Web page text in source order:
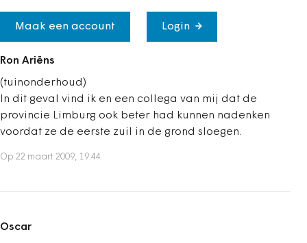
Maak een account Login
Ron Ariëns
(tuinonderhoud)
In dit geval vind ik en een collega van mij dat de
provincie Limburg ook beter had kunnen nadenken
voordat ze de eerste zuil in de grond sloegen.
Op 22 maart 2009, 19:44
Oscar